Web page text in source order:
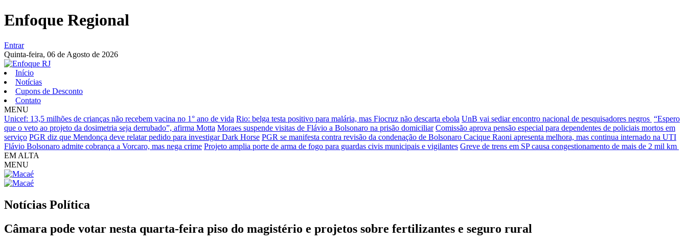
Enfoque Regional
Entrar
Quinta-feira, 06 de Agosto de 2026
Início
Notícias
Cupons de Desconto
Contato
MENU
Unicef: 13,5 milhões de crianças não recebem vacina no 1° ano de vida Rio: belga testa positivo para malária, mas Fiocruz não descarta ebola UnB vai sediar encontro nacional de pesquisadores negros “Espero
que o veto ao projeto da dosimetria seja derrubado”, afirma Motta Moraes suspende visitas de Flávio a Bolsonaro na prisão domiciliar Comissão aprova pensão especial para dependentes de policiais mortos em
serviço PGR diz que Mendonça deve relatar pedido para investigar Dark Horse PGR se manifesta contra revisão da condenação de Bolsonaro Cacique Raoni apresenta melhora, mas continua internado na UTI
Flávio Bolsonaro admite cobrança a Vorcaro, mas nega crime Projeto amplia porte de arma de fogo para guardas civis municipais e vigilantes Greve de trens em SP causa congestionamento de mais de 2 mil km
EM ALTA
MENU
Notícias Política
Câmara pode votar nesta quarta-feira piso do magistério e projetos sobre fertilizantes e seguro rural